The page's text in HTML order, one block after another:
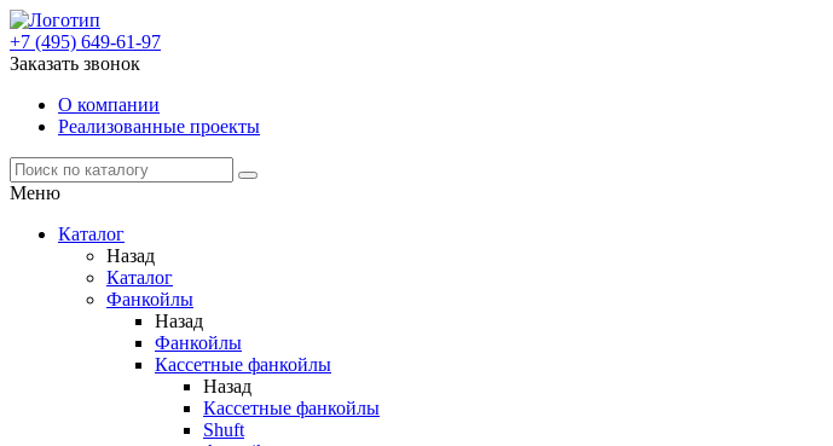
+7 (495) 649-61-97
Заказать звонок
О компании
Реализованные проекты
Меню
Каталог
Назад
Каталог
Фанкойлы
Назад
Фанкойлы
Кассетные фанкойлы
Назад
Кассетные фанкойлы
Shuft